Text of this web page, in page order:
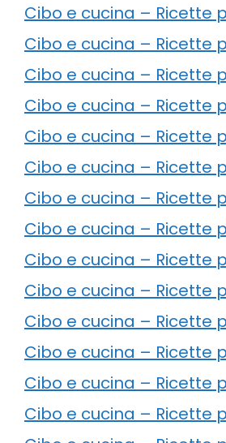
Cibo e cucina – Ricette
Cibo e cucina – Ricette
Cibo e cucina – Ricette
Cibo e cucina – Ricette
Cibo e cucina – Ricette
Cibo e cucina – Ricette
Cibo e cucina – Ricette
Cibo e cucina – Ricette
Cibo e cucina – Ricette
Cibo e cucina – Ricette
Cibo e cucina – Ricette
Cibo e cucina – Ricette
Cibo e cucina – Ricette
Cibo e cucina – Ricette